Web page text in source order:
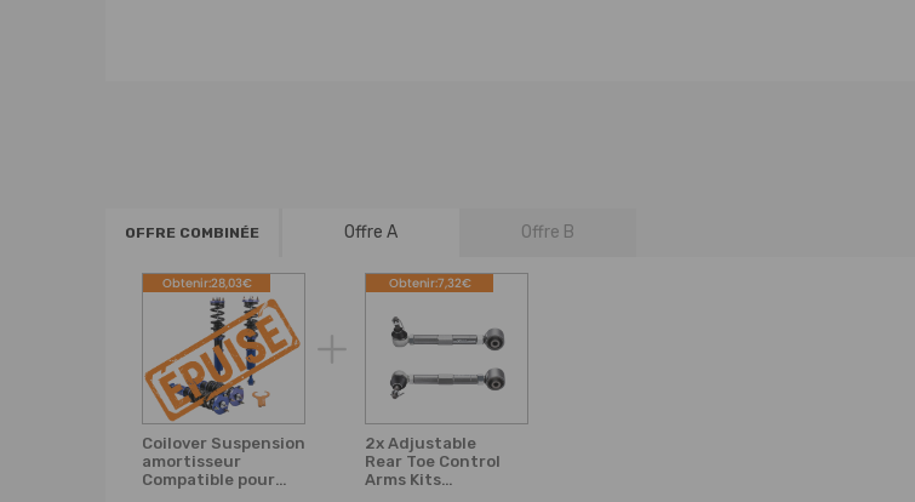
OFFRE COMBINÉE Offre A Offre B
Coilover Suspension
amortisseur
Compatible pour
Obtenir:28,03€
2x Adjustable
Rear Toe Control
Arms Kits
Obtenir:7,32€